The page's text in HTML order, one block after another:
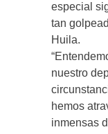
especial
tan
Huila.
nuestro
hemos
inmensas